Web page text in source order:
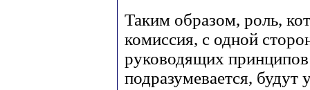
Таким образом, роль,
комиссия, с одной
руководящих
подразумевается, будут